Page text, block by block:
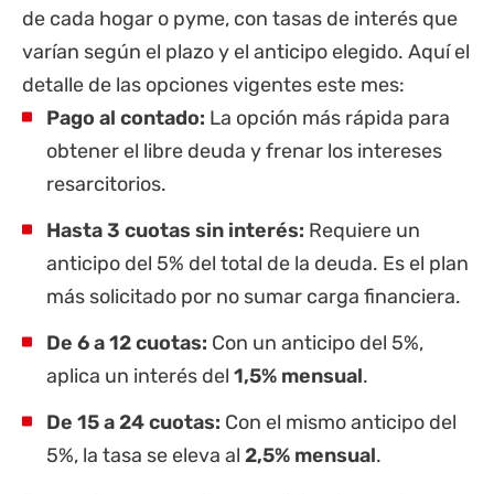
de cada hogar o pyme, con tasas de interés que
varían según el plazo y el anticipo elegido. Aquí el
detalle de las opciones vigentes este mes:
Pago al contado: La opción más rápida para
obtener el libre deuda y frenar los intereses
resarcitorios.
Hasta 3 cuotas sin interés: Requiere un
anticipo del 5% del total de la deuda. Es el plan
más solicitado por no sumar carga financiera.
De 6 a 12 cuotas: Con un anticipo del 5%,
aplica un interés del 1,5% mensual.
De 15 a 24 cuotas: Con el mismo anticipo del
5%, la tasa se eleva al 2,5% mensual.